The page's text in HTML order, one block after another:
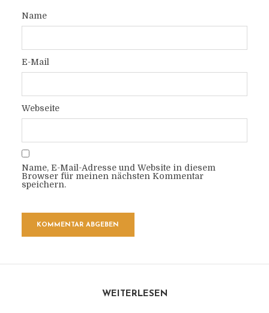
Name
E-Mail
Webseite
Name, E-Mail-Adresse und Website in diesem
Browser für meinen nächsten Kommentar
speichern.
WEITERLESEN